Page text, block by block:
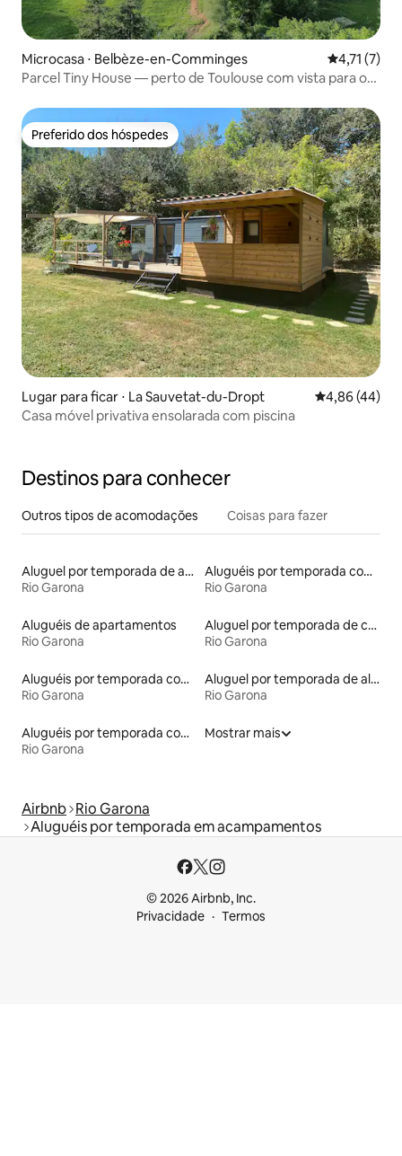
Microcasa ⋅ Belbèze-en-Comminges 4,71 de
4,71 (7)
Parcel Tiny House — perto de Toulouse com vista para os
Preferido dos hóspedes
Preferido dos hóspedes
Lugar para ficar ⋅ La Sauvetat-du-Dropt 4,86 de uma
4,86 (44)
Casa móvel privativa ensolarada com piscina
Destinos para conhecer
Outros tipos de acomodações Coisas para fazer
Aluguel por temporada de apart-hotéis
Rio Garona
Aluguéis por temporada com banheiro para PCD
Rio Garona
Aluguéis de apartamentos
Rio Garona
Aluguel por temporada de castelos
Rio Garona
Aluguéis por temporada com sauna
Rio Garona
Aluguel por temporada de alojamentos ecológicos
Rio Garona
Aluguéis por temporada com acesso ao lago
Rio Garona
Mostrar mais
Airbnb Rio Garona
Aluguéis por temporada em acampamentos
© 2026 Airbnb, Inc.
Privacidade
Termos